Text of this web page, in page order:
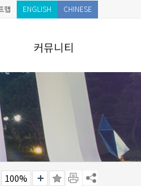
맵 ENGLISH CHINESE
커뮤니티
100%